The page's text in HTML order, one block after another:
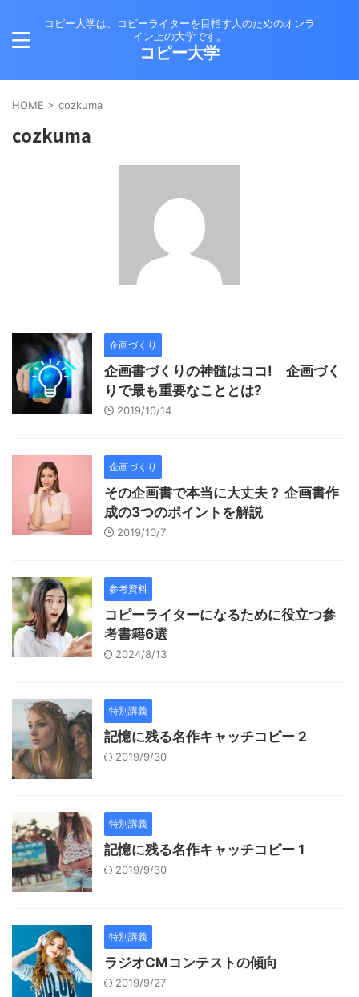
コピー大学は、コピーライターを目指す人のためのオンラ
イン上の大学です。
コピー大学
HOME > cozkuma
cozkuma
企画づくり
企画書づくりの神髄はココ! 企画づく
りで最も重要なこととは?
2019/10/14
企画づくり
その企画書で本当に大丈夫？ 企画書作
成の3つのポイントを解説
2019/10/7
参考資料
コピーライターになるために役立つ参
考書籍6選
2024/8/13
特別講義
記憶に残る名作キャッチコピー 2
2019/9/30
特別講義
記憶に残る名作キャッチコピー 1
2019/9/30
特別講義
ラジオCMコンテストの傾向
2019/9/27